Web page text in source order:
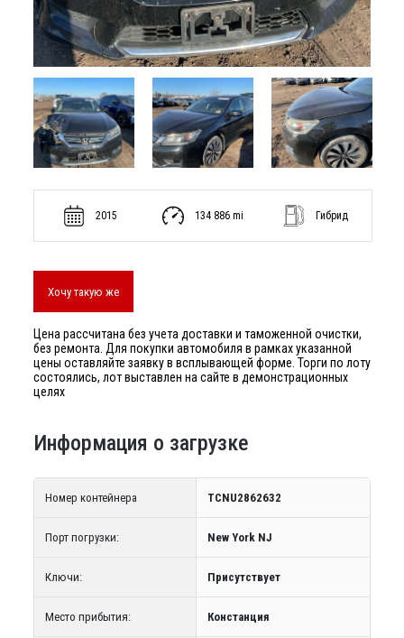
2015 134 886 mi Гибрид
Хочу такую же
Цена рассчитана без учета доставки и таможенной очистки,
без ремонта. Для покупки автомобиля в рамках указанной
цены оставляйте заявку в всплывающей форме. Торги по лоту
состоялись, лот выставлен на сайте в демонстрационных
целях
Информация о загрузке
Номер контейнера TCNU2862632
Порт погрузки: New York NJ
Ключи: Присутствует
Место прибытия: Констанция